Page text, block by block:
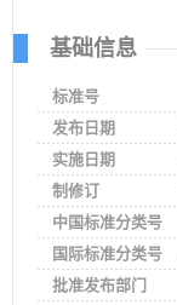
基础信息
标准号
发布日期
实施日期
制修订
中国标准分类号
国际标准分类号
批准发布部门